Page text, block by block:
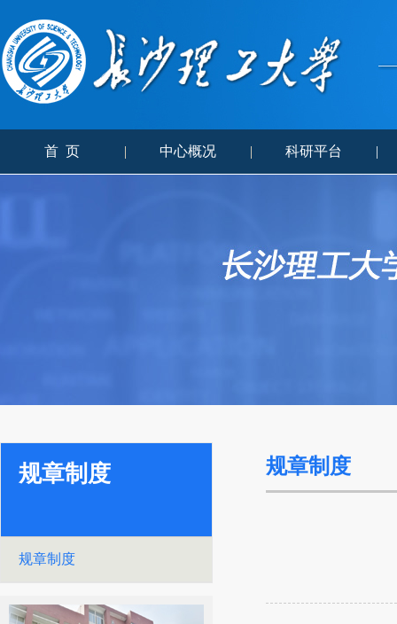
首 页 | 中心概况 | 科研平台 |
规章制度
规章制度
规章制度